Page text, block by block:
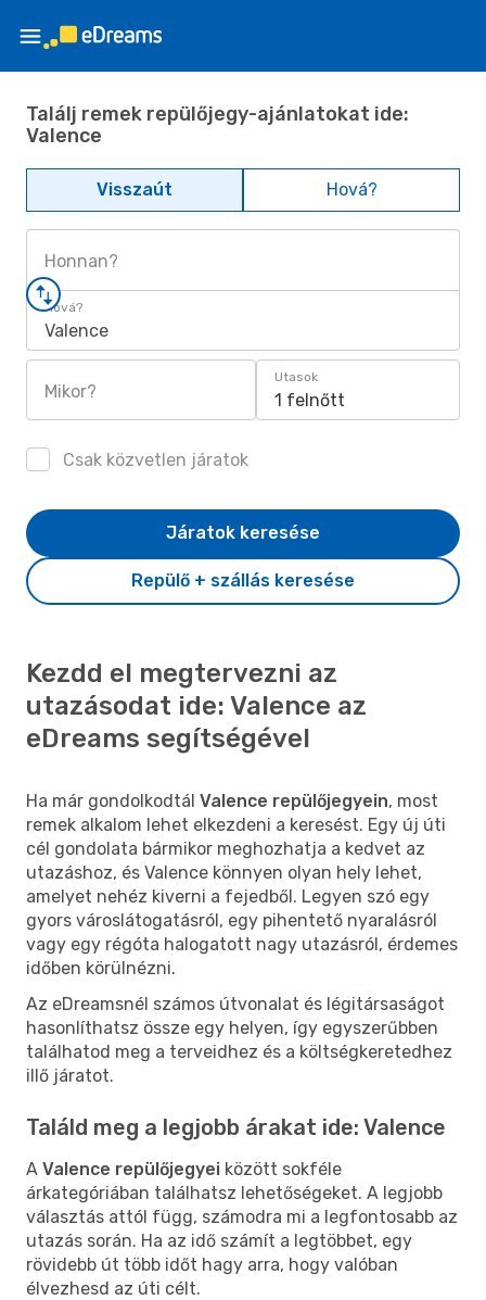
Találj remek repülőjegy-ajánlatokat ide:
Valence
Visszaút Hová?
Honnan?
Hová?
Valence
Mikor?
Utasok
1 felnőtt
Csak közvetlen járatok
Repülő + szállás keresése
Járatok keresése
Kezdd el megtervezni az
utazásodat ide: Valence az
eDreams segítségével
Ha már gondolkodtál Valence repülőjegyein, most
remek alkalom lehet elkezdeni a keresést. Egy új úti
cél gondolata bármikor meghozhatja a kedvet az
utazáshoz, és Valence könnyen olyan hely lehet,
amelyet nehéz kiverni a fejedből. Legyen szó egy
gyors városlátogatásról, egy pihentető nyaralásról
vagy egy régóta halogatott nagy utazásról, érdemes
időben körülnézni.
Az eDreamsnél számos útvonalat és légitársaságot
hasonlíthatsz össze egy helyen, így egyszerűbben
találhatod meg a terveidhez és a költségkeretedhez
illő járatot.
Találd meg a legjobb árakat ide: Valence
A Valence repülőjegyei között sokféle
árkategóriában találhatsz lehetőségeket. A legjobb
választás attól függ, számodra mi a legfontosabb az
utazás során. Ha az idő számít a legtöbbet, egy
rövidebb út több időt hagy arra, hogy valóban
élvezhesd az úti célt.